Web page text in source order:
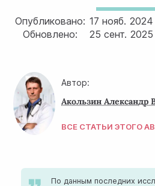
Опубликовано: 17 нояб. 2024
Обновлено:
25 сент. 2025
Автор:
Акользин Александр
ВСЕ СТАТЬИ ЭТОГО
По данным последних